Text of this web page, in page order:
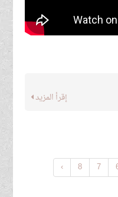
إقرأ المزيد
7
8
›